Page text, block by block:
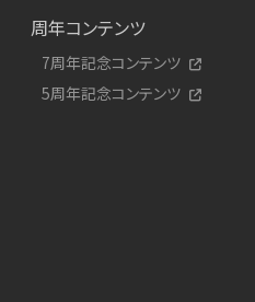
周年コンテンツ
7周年記念コンテンツ
5周年記念コンテンツ